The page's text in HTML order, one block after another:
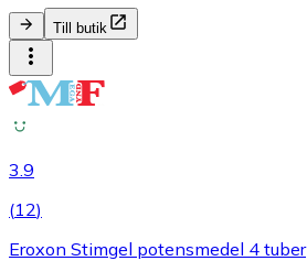
Till butik
3.9
(12)
Eroxon Stimgel potensmedel 4 tuber